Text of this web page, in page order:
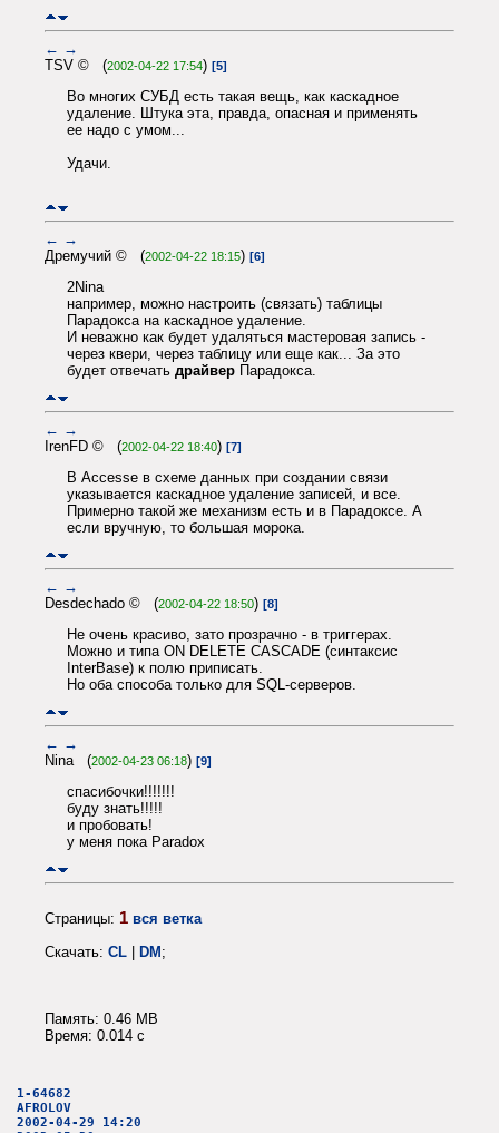
← →
TSV © (2002-04-22 17:54) [5]
Во многих СУБД есть такая вещь, как каскадное
удаление. Штука эта, правда, опасная и применять
ее надо с умом...
Удачи.
← →
Дремучий © (2002-04-22 18:15) [6]
2Nina
например, можно настроить (связать) таблицы
Парадокса на каскадное удаление.
И неважно как будет удаляться мастеровая запись -
через квери, через таблицу или еще как... За это
будет отвечать драйвер Парадокса.
← →
IrenFD © (2002-04-22 18:40) [7]
В Accesse в схеме данных при создании связи
указывается каскадное удаление записей, и все.
Примерно такой же механизм есть и в Парадоксе. А
если вручную, то большая морока.
← →
Desdechado © (2002-04-22 18:50) [8]
Не очень красиво, зато прозрачно - в триггерах.
Можно и типа ON DELETE CASCADE (синтаксис
InterBase) к полю приписать.
Но оба способа только для SQL-cерверов.
← →
Nina (2002-04-23 06:18) [9]
спасибочки!!!!!!!
буду знать!!!!!
и пробовать!
у меня пока Paradox
Страницы: 1 вся ветка
Скачать: CL | DM;
Память: 0.46 MB
Время: 0.014 c
1-64682
AFROLOV
2002-04-29 14:20